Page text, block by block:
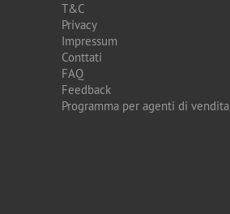
T&C
Privacy
Impressum
Conttati
FAQ
Feedback
Programma per agenti di vendita